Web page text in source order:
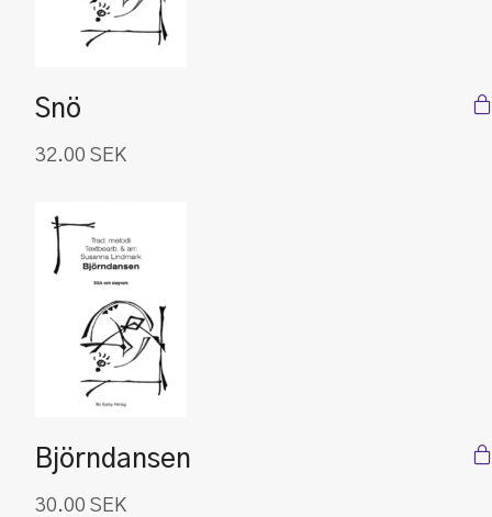
Snö
32.00 SEK
Björndansen
30.00 SEK